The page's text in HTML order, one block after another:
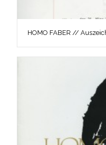
HOMO FABER //